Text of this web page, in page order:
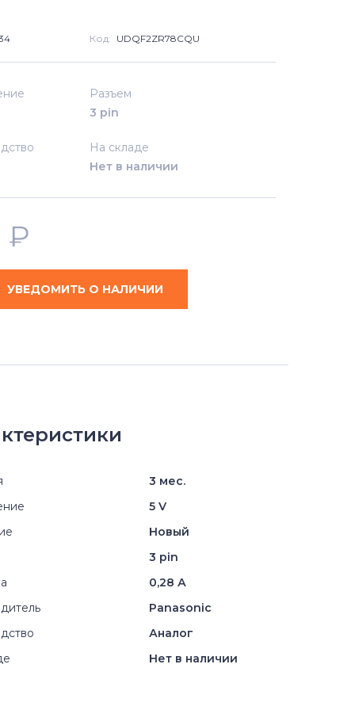
Код: UDQF2ZR78CQU
Разъем
3 pin
На складе
Нет в наличии
₽
УВЕДОМИТЬ О НАЛИЧИИ
3 мес.
5 V
Новый
3 pin
0,28 А
Panasonic
Аналог
Нет в наличии